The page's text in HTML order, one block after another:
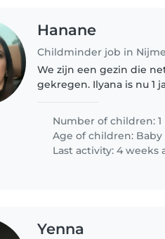
Hanane
Childminder job in
We zijn een gezin die
gekregen. Ilyana is nu 1
oppas zodat we..
Number of children: 1
Age of children: Baby
Last activity: 4 weeks
Yenna